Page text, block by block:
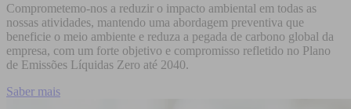
Comprometemo-nos a reduzir o impacto ambiental em todas as
nossas atividades, mantendo uma abordagem preventiva que
beneficie o meio ambiente e reduza a pegada de carbono global da
empresa, com um forte objetivo e compromisso refletido no Plano
de Emissões Líquidas Zero até 2040.
Saber mais